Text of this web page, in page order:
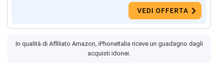
VEDI OFFERTA
In qualità di Affiliato Amazon, iPhoneItalia riceve un guadagno dagli
acquisti idonei.